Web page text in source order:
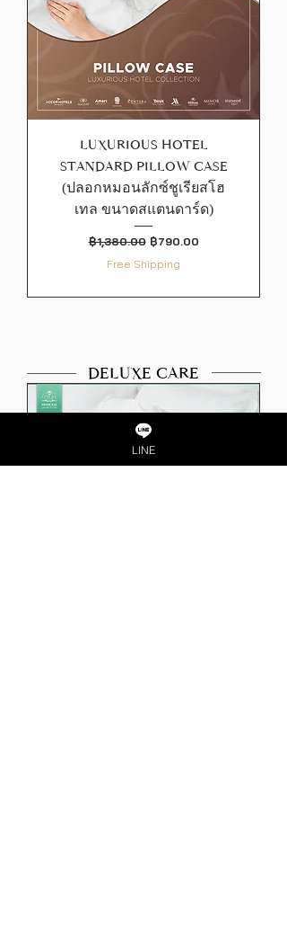
LUXURIOUS HOTEL
STANDARD PILLOW CASE
(ปลอกหมอนลักซ์ชูเรียสโฮ
เทล ขนาดสแตนดาร์ด)
ราคาปกติ
฿1,380.00 ราคาขายลด
฿790.00
Free Shipping
DELUXE CARE
LINE